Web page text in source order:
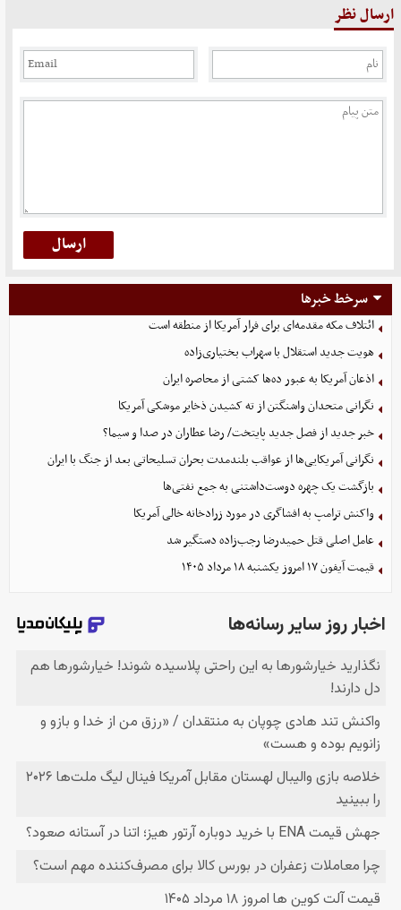
ارسال نظر
سرخط خبرها
ائتلاف مکه مقدمه‌ای برای فرار آمریکا از منطقه است
هویت جدید استقلال با سهراب بختیاری‌زاده
اذعان آمریکا به عبور ده‌ها کشتی از محاصره ایران
نگرانی متحدان واشنگتن از ته کشیدن ذخایر موشکی آمریکا
خبر جدید از فصل جدید پایتخت/ رضا عطاران در صدا و سیما؟
نگرانی آمریکایی‌ها از عواقب بلندمدت بحران تسلیحاتی بعد از جنگ با ایران
بازگشت یک چهره دوست‌داشتنی به جمع نفتی‌ها
واکنش ترامپ به افشاگری در مورد زرادخانه خالی آمریکا
عامل اصلی قتل حمیدرضا رجب‌زاده دستگیر شد
قیمت آیفون ۱۷ امروز یکشنبه ۱۸ مرداد ۱۴۰۵